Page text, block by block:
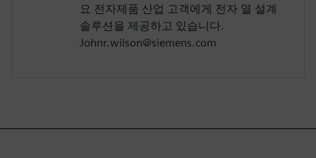
요 전자제품 산업 고객에게 전자 열 설계
솔루션을 제공하고 있습니다.
Johnr.wilson@siemens.com